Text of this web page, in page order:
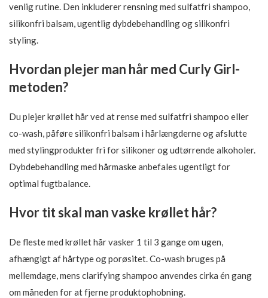
venlig rutine. Den inkluderer rensning med sulfatfri shampoo,
silikonfri balsam, ugentlig dybdebehandling og silikonfri
styling.
Hvordan plejer man hår med Curly Girl-
metoden?
Du plejer krøllet hår ved at rense med sulfatfri shampoo eller
co-wash, påføre silikonfri balsam i hårlængderne og afslutte
med stylingprodukter fri for silikoner og udtørrende alkoholer.
Dybdebehandling med hårmaske anbefales ugentligt for
optimal fugtbalance.
Hvor tit skal man vaske krøllet hår?
De fleste med krøllet hår vasker 1 til 3 gange om ugen,
afhængigt af hårtype og porøsitet. Co-wash bruges på
mellemdage, mens clarifying shampoo anvendes cirka én gang
om måneden for at fjerne produktophobning.